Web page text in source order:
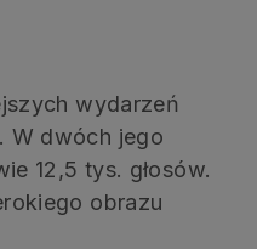
wydarzeń
W dwóch jego
12,5 tys. głosów.
obrazu